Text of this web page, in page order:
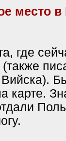
место
где
карте.